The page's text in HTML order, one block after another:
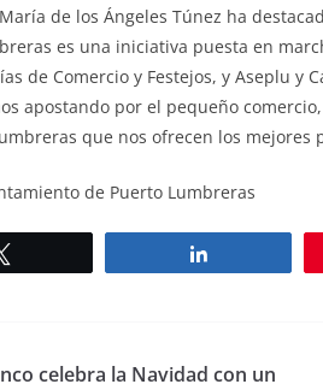
de los Ángeles Túnez ha
es una iniciativa puesta en
de Comercio y Festejos, y Aseplu y
apostando por el pequeño
que nos ofrecen los mejores
de Puerto Lumbreras
celebra la Navidad con un